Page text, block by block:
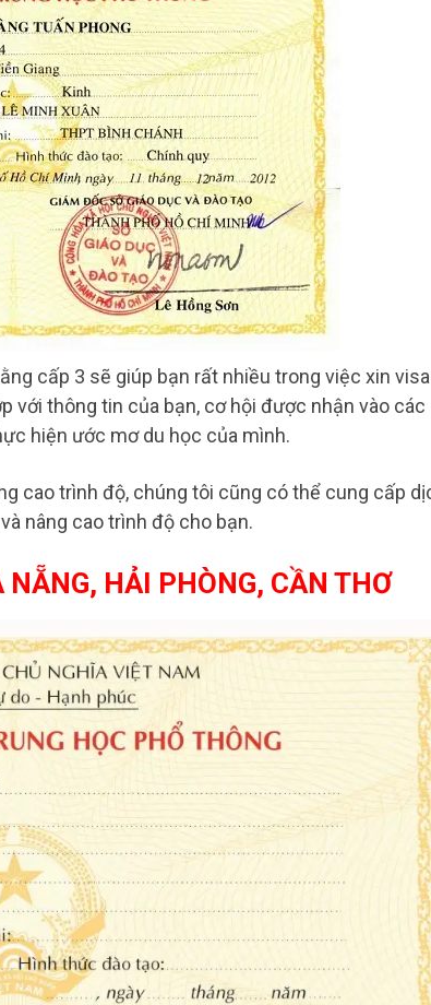
cấp 3 sẽ giúp bạn rất nhiều trong việc xin visa
với thông tin của bạn, cơ hội được nhận vào các
hiện ước mơ du học của mình.
cao trình độ, chúng tôi cũng có thể cung cấp
nâng cao trình độ cho bạn.
HẢI PHÒNG, CẦN THƠ